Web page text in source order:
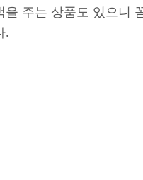
을 주는 상품도 있으니
.